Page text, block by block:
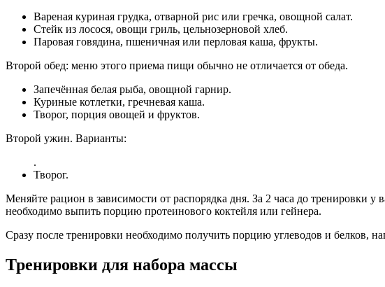
Вареная куриная грудка, отварной рис или гречка, овощной салат.
Стейк из лосося, овощи гриль, цельнозерновой хлеб.
Паровая говядина, пшеничная или перловая каша, фрукты.
Второй обед: меню этого приема пищи обычно не отличается от обеда.
Запечённая белая рыба, овощной гарнир.
Куриные котлетки, гречневая каша.
Творог, порция овощей и фруктов.
Второй ужин. Варианты:
.
Творог.
Меняйте рацион в зависимости от распорядка дня. За 2 часа до
необходимо выпить порцию протеинового коктейля или гейнера.
Сразу после тренировки необходимо получить порцию углеводов и белков,
Тренировки для набора массы